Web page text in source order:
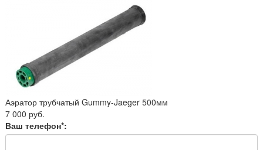
Аэратор трубчатый Gummy-Jaeger 500мм
7 000 руб.
Ваш телефон*: